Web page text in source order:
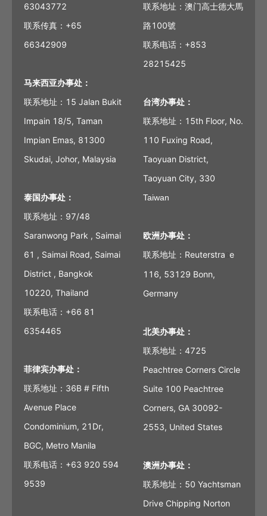
63043772
联系传真：+65
66342909
马来西亚办事处：
联系地址：15 Jalan Bukit
Impain 18/5, Taman
Impian Emas, 81300
Skudai, Johor, Malaysia
泰国办事处：
联系地址：97/48
Saranwong Park , Saimai
61 , Saimai Road, Saimai
District , Bangkok
10220, Thailand
联系电话：+66 81
6354465
菲律宾办事处：
联系地址：36B # Fifth
Avenue Place
Condominium, 21Dr,
BGC, Metro Manila
联系电话：+63 920 594
9539
联系地址：澳门高士德大馬
路100號
联系电话：+853
28215425
台湾办事处：
联系地址：15th Floor, No.
110 Fuxing Road,
Taoyuan District,
Taoyuan City, 330
Taiwan
欧洲办事处：
联系地址：Reuterstra e
116, 53129 Bonn,
Germany
北美办事处：
联系地址：4725
Peachtree Corners Circle
Suite 100 Peachtree
Corners, GA 30092-
2553, United States
澳洲办事处：
联系地址：50 Yachtsman
Drive Chipping Norton